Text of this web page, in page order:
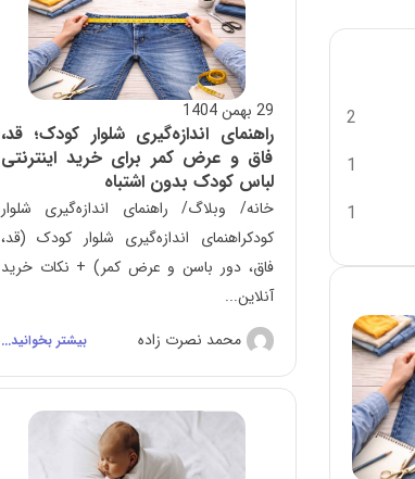
2
1
1
29 بهمن 1404
راهنمای اندازه‌گیری شلوار کودک؛ قد،
فاق و عرض کمر برای خرید اینترنتی
لباس کودک بدون اشتباه
خانه/ وبلاگ/ راهنمای اندازه‌گیری شلوار
کودکراهنمای اندازه‌گیری شلوار کودک (قد،
فاق، دور باسن و عرض کمر) + نکات خرید
آنلاین...
محمد نصرت زاده
بیشتر بخوانید...